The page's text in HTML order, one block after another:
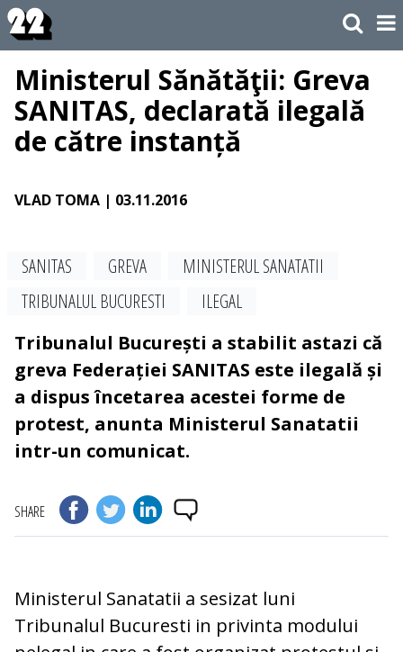
Ministerul Sănătăţii: Greva
SANITAS, declarată ilegală
de către instanță
VLAD TOMA | 03.11.2016
SANITAS GREVA
MINISTERUL SANATATII
TRIBUNALUL BUCURESTI
ILEGAL
Tribunalul București a stabilit astazi că
greva Federației SANITAS este ilegală și
a dispus încetarea acestei forme de
protest, anunta Ministerul Sanatatii
intr-un comunicat.
SHARE
Ministerul Sanatatii a sesizat luni
Tribunalul Bucuresti in privinta modului